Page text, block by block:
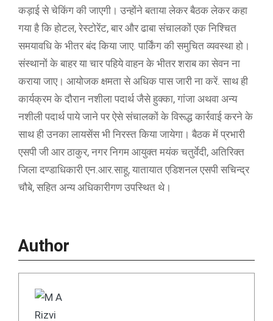
कड़ाई से चेकिंग की जाएगी। उन्होंने बताया लेकर बैठक लेकर कहा
गया है कि होटल, रेस्टोरेंट, बार और ढाबा संचालकों एक निश्चित
समयावधि के भीतर बंद किया जाए. पार्किंग की समुचित व्यवस्था हो।
संस्थानों के बाहर या चार पहिये वाहन के भीतर शराब का सेवन ना
कराया जाए। आयोजक क्षमता से अधिक पास जारी ना करें. साथ ही
कार्यक्रम के दौरान नशीला पदार्थ जैसे हुक्का, गांजा अथवा अन्य
नशीली पदार्थ पाये जाने पर ऐसे संचालकों के विरूद्ध कार्रवाई करने के
साथ ही उनका लायसेंस भी निरस्त किया जायेगा। बैठक में प्रभारी
एसपी जी आर ठाकुर, नगर निगम आयुक्त मयंक चतुर्वेदी, अतिरिक्त
जिला दण्डाधिकारी एन.आर.साहू, यातायात एडिशनल एसपी सचिन्द्र
चौबे, सहित अन्य अधिकारीगण उपस्थित थे।
Author